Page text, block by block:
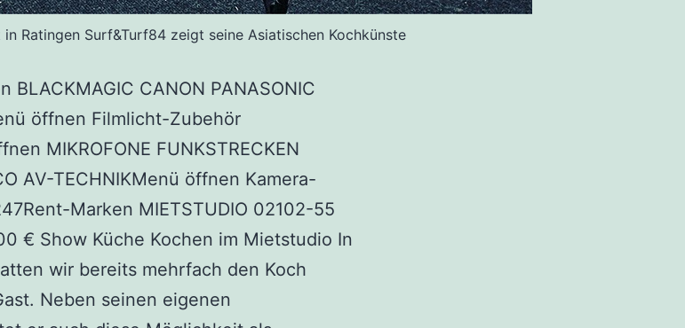
Ratingen Surf&Turf84 zeigt seine Asiatischen Kochkünste
BLACKMAGIC CANON PANASONIC
öffnen Filmlicht-Zubehör
MIKROFONE FUNKSTRECKEN
AV-TECHNIKMenü öffnen Kamera-
Marken MIETSTUDIO 02102-55
€ Show Küche Kochen im Mietstudio In
wir bereits mehrfach den Koch
Neben seinen eigenen